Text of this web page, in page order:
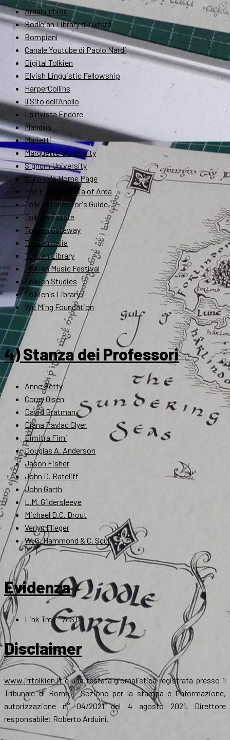
Ardalambion
Bodleian Library di Oxford
Bompiani
Canale Youtube di Paolo Nardi
Digital Tolkien
Elvish Linguistic Fellowship
HarperCollins
Il Sito dell'Anello
La rivista Endóre
Mandos
Marietti
Marquette University
Signum University
Soronel's Home Page
The Encyclopedia of Arda
Tolkien Collector's Guide
Tolkien Estate
Tolkien Gateway
Tolkien Italia
Tolkien Library
Tolkien Music Festival
Tolkien Studies
Tolkien's Library
Wu Ming Foundation
4) Stanza dei Professori
Anne Petty
Corey Olsen
David Bratman
Diana Pavlac Glyer
Dimitra Fimi
Douglas A. Anderson
Jason Fisher
John D. Rateliff
John Garth
L.M. Gildersleeve
Michael D.C. Drout
Verlyn Flieger
W. G. Hammond & C. Scull
Evidenza
Link Tree – AIST
Disclaimer
www.jrrtolkien.itè una testata giornalistica registrata presso il
Tribunale di Roma - Sezione per la stampa e l’informazione,
autorizzazione n° 04/2021 del 4 agosto 2021. Direttore
responsabile: Roberto Arduini.